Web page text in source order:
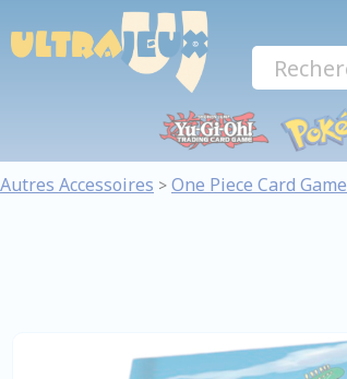
Autres Accessoires > One Piece Card Game
Panneau de gestion des cookies